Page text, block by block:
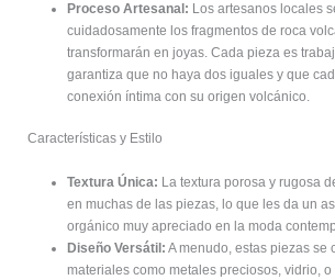
Proceso Artesanal: Los artesanos locales
cuidadosamente los fragmentos de roca
transformarán en joyas. Cada pieza es
garantiza que no haya dos iguales y que
conexión íntima con su origen volcánico.
Características y Estilo
Textura Única: La textura porosa y rugosa
en muchas de las piezas, lo que les da un
orgánico muy apreciado en la moda
Diseño Versátil: A menudo, estas piezas se
materiales como metales preciosos, vidrio,